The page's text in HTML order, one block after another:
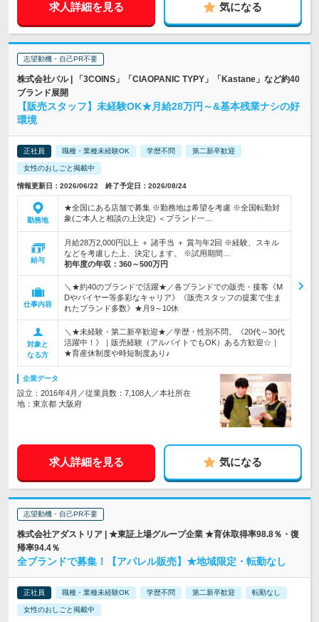
求人詳細を見る 気になる
志望動機・自己PR不要
株式会社パル | 「3COINS」「CIAOPANIC TYPY」「Kastane」など約40
ブランド展開
【販売スタッフ】未経験OK★月給28万円～&基本残業ナシの好
環境
正社員 職種・業種未経験OK 学歴不問 第二新卒歓迎
女性のおしごと掲載中
情報更新日：2026/06/22 終了予定日：2026/08/24
勤務地
★全国にある店舗で募集 ※勤務地は希望を考慮 ※全国転勤対
象(ご本人と相談の上決定) ＜ブランド一…
給与
月給28万2,000円以上 ＋ 諸手当 ＋ 賞与年2回 ※経験、スキル
などを考慮した上、決定します。 ※試用期間…
初年度の年収： 360～500万円
仕事内容
＼★約40のブランドで活躍★／各ブランドでの販売・接客《M
Dやバイヤー等多彩なキャリア》《販売スタッフの提案で生ま
れたブランド多数》★月9～10休
対象と
なる方
＼★未経験・第二新卒歓迎★／学歴・性別不問。《20代～30代
活躍中！》｜販売経験（アルバイトでもOK）ある方歓迎☆｜
★育産休制度や時短制度あり♪
企業データ
設立：2016年4月／従業員数：7,108人／本社所在
地：東京都 大阪府
求人詳細を見る 気になる
志望動機・自己PR不要
株式会社アダストリア | ★東証上場グループ企業 ★育休取得率98.8％・復
帰率94.4％
全ブランドで募集！【アパレル販売】★地域限定・転勤なし
正社員 職種・業種未経験OK 学歴不問 第二新卒歓迎 転勤なし
女性のおしごと掲載中